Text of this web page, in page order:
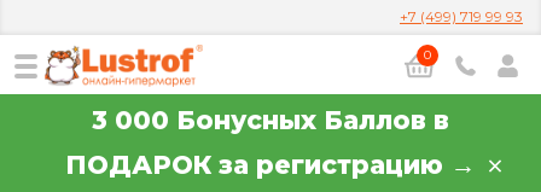
+7 (499) 719 99 93
0
3 000 Бонусных Баллов в
ПОДАРОК за регистрацию →